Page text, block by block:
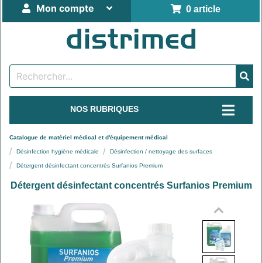
0 article
Mon compte
NOS RUBRIQUES
Catalogue de matériel médical et d'équipement médical
Désinfection hygiène médicale Désinfection / nettoyage des surfaces
Détergent désinfectant concentrés Surfanios Premium
Détergent désinfectant concentrés Surfanios Premium